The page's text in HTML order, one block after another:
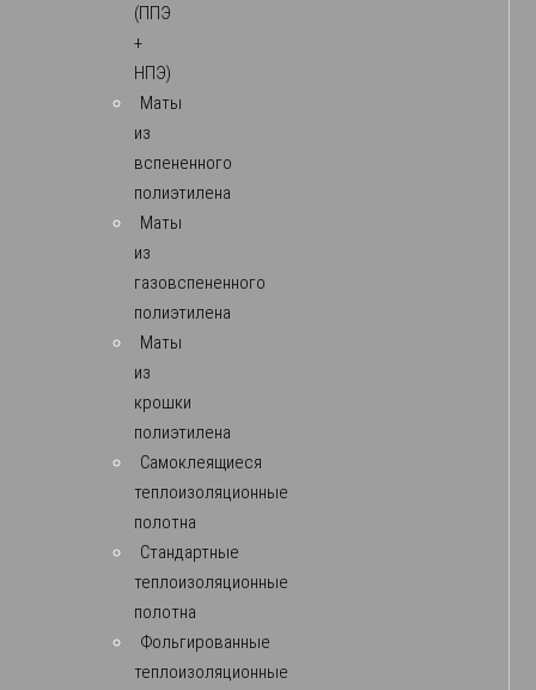
(ППЭ
+
НПЭ)
Маты
из
вспененного
полиэтилена
Маты
из
газовспененного
полиэтилена
Маты
из
крошки
полиэтилена
Самоклеящиеся
теплоизоляционные
полотна
Стандартные
теплоизоляционные
полотна
Фольгированные
теплоизоляционные